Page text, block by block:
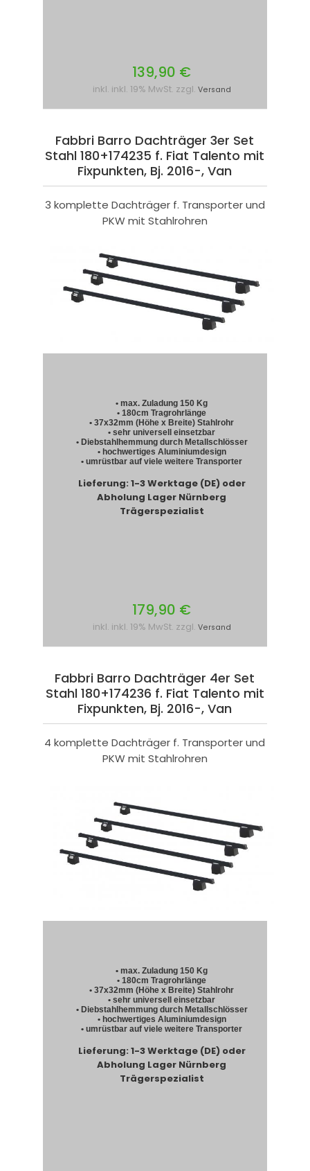
139,90 €
inkl. inkl. 19% MwSt. zzgl. Versand
Fabbri Barro Dachträger 3er Set
Stahl 180+174235 f. Fiat Talento mit
Fixpunkten, Bj. 2016-, Van
3 komplette Dachträger f. Transporter und
PKW mit Stahlrohren
• max. Zuladung 150 Kg
• 180cm Tragrohrlänge
• 37x32mm (Höhe x Breite) Stahlrohr
• sehr universell einsetzbar
• Diebstahlhemmung durch Metallschlösser
• hochwertiges Aluminiumdesign
• umrüstbar auf viele weitere Transporter
Lieferung: 1-3 Werktage (DE) oder
Abholung Lager Nürnberg
Trägerspezialist
179,90 €
inkl. inkl. 19% MwSt. zzgl. Versand
Fabbri Barro Dachträger 4er Set
Stahl 180+174236 f. Fiat Talento mit
Fixpunkten, Bj. 2016-, Van
4 komplette Dachträger f. Transporter und
PKW mit Stahlrohren
• max. Zuladung 150 Kg
• 180cm Tragrohrlänge
• 37x32mm (Höhe x Breite) Stahlrohr
• sehr universell einsetzbar
• Diebstahlhemmung durch Metallschlösser
• hochwertiges Aluminiumdesign
• umrüstbar auf viele weitere Transporter
Lieferung: 1-3 Werktage (DE) oder
Abholung Lager Nürnberg
Trägerspezialist